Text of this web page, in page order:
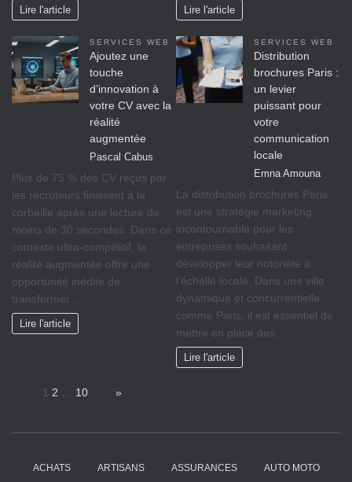
Lire l'article Lire l'article
SERVICES WEB
Ajoutez une
touche
d’innovation à
votre CV avec la
réalité
augmentée
Pascal Cabus
Plus de 75 % des CV reçus par
les recruteurs finissent à la
corbeille après une lecture de
moins de 30 secondes. Dans ce
contexte ultra-compétitif, la
réalité augmentée offre une
opportunité inédite de
transformer…
Lire l'article
SERVICES WEB
Distribution
brochures Paris :
un levier
puissant pour
votre
communication
locale
Emna Amouna
La distribution brochures Paris
est une stratégie marketing
incontournable pour les
entreprises souhaitant
développer leur notoriété à
l’échelle locale. Dans une ville
dynamique et concurrentielle
comme Paris, il est essentiel de
mettre en place des…
Lire l'article
1 2 … 10 »
ACHATS ARTISANS ASSURANCES AUTO MOTO